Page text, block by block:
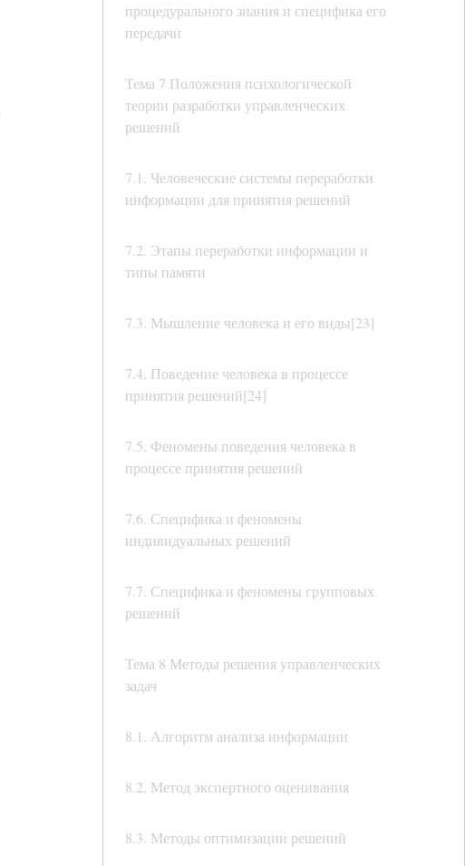
процедурального знания и специфика его
передачи
Тема 7 Положения психологической
теории разработки управленческих
решений
7.1. Человеческие системы переработки
информации для принятия решений
7.2. Этапы переработки информации и
типы памяти
7.3. Мышление человека и его виды[23]
7.4. Поведение человека в процессе
принятия решений[24]
7.5. Феномены поведения человека в
процессе принятия решений
7.6. Специфика и феномены
индивидуальных решений
7.7. Специфика и феномены групповых
решений
Тема 8 Методы решения управленческих
задач
8.1. Алгоритм анализа информации
8.2. Метод экспертного оценивания
8.3. Методы оптимизации решений